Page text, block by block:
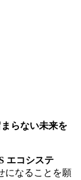
らない未来を
エコシステ
になることを願